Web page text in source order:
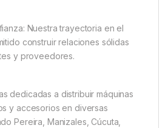
Nuestra trayectoria en el
construir relaciones sólidas
y proveedores.
dedicadas a distribuir máquinas
y accesorios en diversas
Pereira, Manizales, Cúcuta,